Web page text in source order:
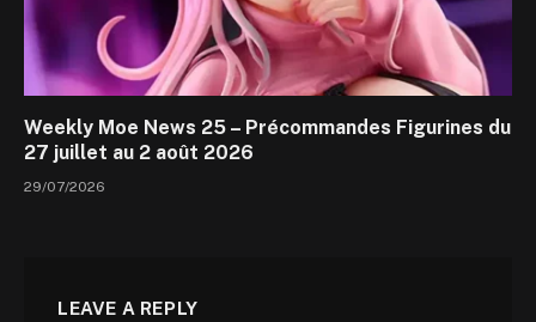
Weekly Moe News 25 – Précommandes Figurines du
27 juillet au 2 août 2026
29/07/2026
LEAVE A REPLY